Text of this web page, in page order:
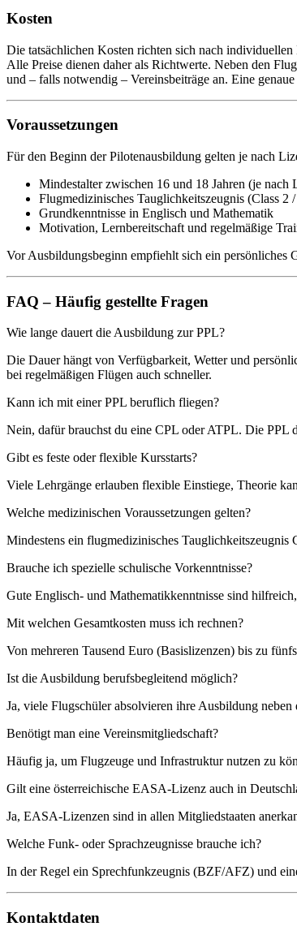
Kosten
Die tatsächlichen Kosten richten sich nach
Alle Preise dienen daher als Richtwerte. Neben den
und – falls notwendig – Vereinsbeiträge an. Eine
Voraussetzungen
Für den Beginn der Pilotenausbildung gelten je nach
Mindestalter zwischen 16 und 18 Jahren (je nach
Flugmedizinisches Tauglichkeitszeugnis (Class 2
Grundkenntnisse in Englisch und Mathematik
Motivation, Lernbereitschaft und regelmäßige
Vor Ausbildungsbeginn empfiehlt sich ein persönliches
FAQ – Häufig gestellte Fragen
Wie lange dauert die Ausbildung zur PPL?
Die Dauer hängt von Verfügbarkeit, Wetter und
bei regelmäßigen Flügen auch schneller.
Kann ich mit einer PPL beruflich fliegen?
Nein, dafür brauchst du eine CPL oder ATPL. Die PPL
Gibt es feste oder flexible Kursstarts?
Viele Lehrgänge erlauben flexible Einstiege, Theorie
Welche medizinischen Voraussetzungen gelten?
Mindestens ein flugmedizinisches Tauglichkeitszeugnis
Brauche ich spezielle schulische Vorkenntnisse?
Gute Englisch- und Mathematikkenntnisse sind
Mit welchen Gesamtkosten muss ich rechnen?
Von mehreren Tausend Euro (Basislizenzen) bis zu
Ist die Ausbildung berufsbegleitend möglich?
Ja, viele Flugschüler absolvieren ihre Ausbildung
Benötigt man eine Vereinsmitgliedschaft?
Häufig ja, um Flugzeuge und Infrastruktur nutzen zu
Gilt eine österreichische EASA-Lizenz auch in
Ja, EASA-Lizenzen sind in allen Mitgliedstaaten
Welche Funk- oder Sprachzeugnisse brauche ich?
In der Regel ein Sprechfunkzeugnis (BZF/AFZ) und
Kontaktdaten